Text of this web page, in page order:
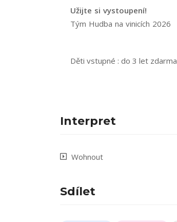
Užijte si vystoupení!
Tým Hudba na vinicích 2026
Děti vstupné : do 3 let zdarma
Interpret
Wohnout
Sdílet